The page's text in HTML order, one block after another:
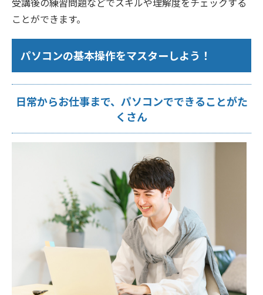
ことができます。
パソコンの基本操作をマスターしよう！
日常からお仕事まで、パソコンでできることがた
くさん